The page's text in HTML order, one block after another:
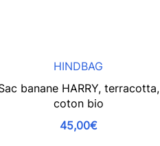
HINDBAG
banane HARRY, terracotta,
coton bio
45,00€